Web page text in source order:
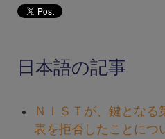
日本語の記事
ＮＩＳＴが、鍵となる
表を拒否したことにつ